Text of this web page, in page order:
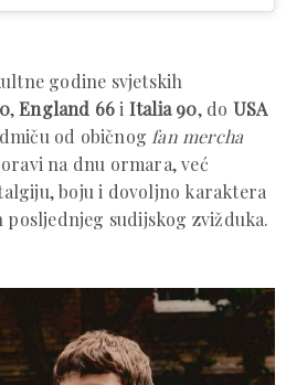
godine svjetskih
,England 66i Italia 90, do USA
od običnog fan mercha
na dnu ormara, već
boju i dovoljno karaktera
posljednjeg sudijskog zvižduka.